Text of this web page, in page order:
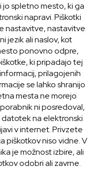
spletno mesto, ki ga
napravi. Piškotki
nastavitve, nastavitve
jezik ali naslov, kot
ponovno odpre,
ki pripadajo tej
prilagojenih
se lahko shranijo
mesta ne morejo
ni posredoval,
na elektronski
v internet. Privzete
piškotkov niso vidne. V
je možnost izbire, ali
odobri ali zavrne.